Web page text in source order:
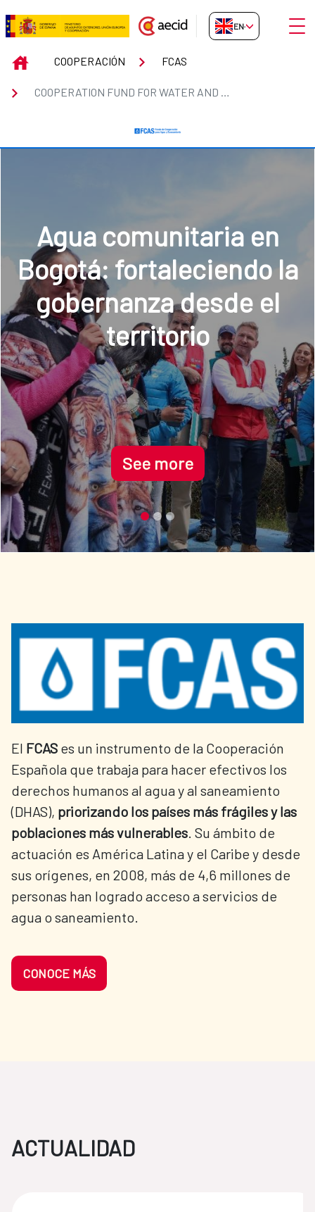
Skip to Main Content
COOPERATION FUND FOR
EN-GB
INICIOCOOPERACIÓN FCAS
COOPERATION FUND FOR WATER AND SANITATION. (FCAS)
Diálogos sobre agua,
género y desarrollo
urbano
See more
El FCAS es un instrumento de la Cooperación
Española que trabaja para hacer efectivos los
derechos humanos al agua y al saneamiento
(DHAS), priorizando los países más frágiles y las
poblaciones más vulnerables . Su ámbito de
actuación es América Latina y el Caribe y desde
sus orígenes, en 2008, más de 4,6 millones de
personas han logrado acceso a servicios de
agua o saneamiento.
CONOCE MÁS
ACTUALIDAD